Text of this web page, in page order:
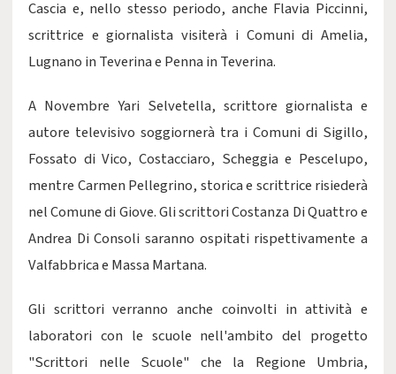
Cascia e, nello stesso periodo, anche Flavia Piccinni,
scrittrice e giornalista visiterà i Comuni di Amelia,
Lugnano in Teverina e Penna in Teverina.
A Novembre Yari Selvetella, scrittore giornalista e
autore televisivo soggiornerà tra i Comuni di Sigillo,
Fossato di Vico, Costacciaro, Scheggia e Pescelupo,
mentre Carmen Pellegrino, storica e scrittrice risiederà
nel Comune di Giove. Gli scrittori Costanza Di Quattro e
Andrea Di Consoli saranno ospitati rispettivamente a
Valfabbrica e Massa Martana.
Gli scrittori verranno anche coinvolti in attività e
laboratori con le scuole nell'ambito del progetto
"Scrittori nelle Scuole" che la Regione Umbria,